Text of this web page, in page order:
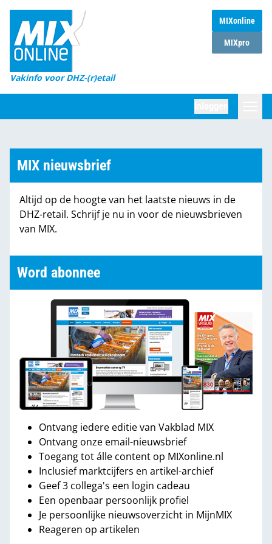
MIXonline
MIXpro
Vakinfo voor DHZ-(r)etail
Home
Magazines
DHZ Sessie
Marktcijfers
Partners
MIX nieuwsbrief
Altijd op de hoogte van het laatste nieuws in de
DHZ-retail. Schrijf je nu in voor de nieuwsbrieven
van MIX.
Word abonnee
Ontvang iedere editie van Vakblad MIX
Ontvang onze email-nieuwsbrief
Toegang tot álle content op MIXonline.nl
Inclusief marktcijfers en artikel-archief
Geef 3 collega's een login cadeau
Een openbaar persoonlijk profiel
Je persoonlijke nieuwsoverzicht in MijnMIX
Reageren op artikelen